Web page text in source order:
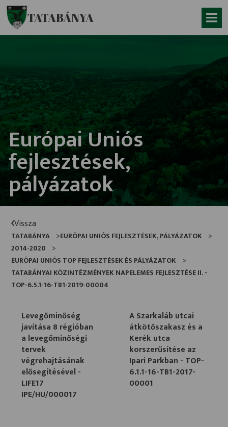
Ugrás a fő tartalomhoz
TATABÁNYA
Európai Uniós
fejlesztések,
pályázatok
Vissza
TATABÁNYA
EURÓPAI UNIÓS FEJLESZTÉSEK, PÁLYÁZATOK
2014-2020
EURÓPAI UNIÓS TOP FEJLESZTÉSEK ÉS PÁLYÁZATOK
TATABÁNYAI KÖZINTÉZMÉNYEK NAPELEMES FEJLESZTÉSE II. -
TOP-6.5.1-16-TB1-2019-00004
Levegőminőség
javítása 8 régióban
a levegőminőségi
tervek
végrehajtásának
elősegítésével -
LIFE17
IPE/HU/000017
A Szarkaláb utcai
átkötőszakasz és a
Kerék utca
korszerűsítése az
Ipari Parkban - TOP-
6.1.1-16-TB1-2017-
00001